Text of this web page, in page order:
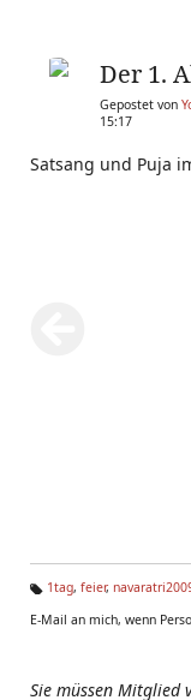
Der 1.
Gepostet von
15:17
Satsang und Puja
g
1tag, feier,
E-Mail an mich, wenn
Sie müssen Mitglied